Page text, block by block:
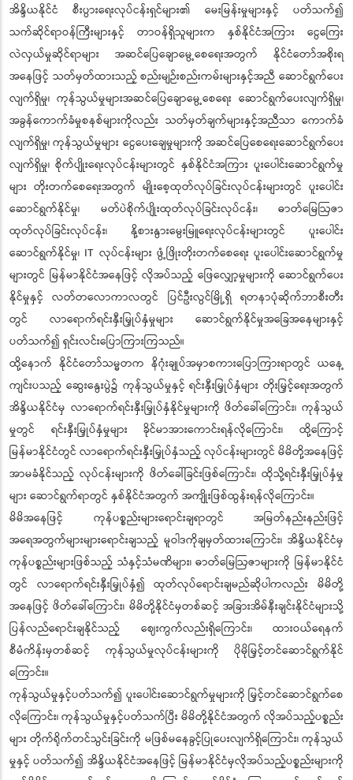
အိန္ဒိယနိုင်ငံ စီးပွားရေးလုပ်ငန်းရှင်များ၏ မေးမြန်းမှုများနှင့် ပတ်သက်၍
သက်ဆိုင်ရာဝန်ကြီးများနှင့် တာဝန်ရှိသူများက နှစ်နိုင်ငံအကြား ငွေကြေး
လဲလှယ်မှုဆိုင်ရာများ အဆင်ပြေချောမွေ့စေရေးအတွက် နိုင်ငံတော်အစိုးရ
အနေဖြင့် သတ်မှတ်ထားသည့် စည်းမျဉ်းစည်းကမ်းများနှင့်အညီ ဆောင်ရွက်ပေး
လျက်ရှိမှု၊ ကုန်သွယ်မှုများအဆင်ပြေချောမွေ့စေရေး ဆောင်ရွက်ပေးလျက်ရှိမှု၊
အခွန်ကောက်ခံမှုစနစ်များကိုလည်း သတ်မှတ်ချက်များနှင့်အညီသာ ကောက်ခံ
လျက်ရှိမှု၊ ကုန်သွယ်မှုများ ငွေပေးချေမှုများကို အဆင်ပြေစေရေးဆောင်ရွက်ပေး
လျက်ရှိမှု၊ စိုက်ပျိုးရေးလုပ်ငန်းများတွင် နှစ်နိုင်ငံအကြား ပူးပေါင်းဆောင်ရွက်မှု
များ တိုးတက်စေရေးအတွက် မျိုးစေ့ထုတ်လုပ်ခြင်းလုပ်ငန်းများတွင် ပူးပေါင်း
ဆောင်ရွက်နိုင်မှု၊ မတ်ပဲစိုက်ပျိုးထုတ်လုပ်ခြင်းလုပ်ငန်း၊ ဓာတ်မြေဩဇာ
ထုတ်လုပ်ခြင်းလုပ်ငန်း၊ နို့စားနွားမွေးမြူရေးလုပ်ငန်းများတွင် ပူးပေါင်း
ဆောင်ရွက်နိုင်မှု၊ IT လုပ်ငန်းများ ဖွံ့ဖြိုးတိုးတက်စေရေး ပူးပေါင်းဆောင်ရွက်မှု
များတွင် မြန်မာနိုင်ငံအနေဖြင့် လိုအပ်သည့် ဖြေလျှော့မှုများကို ဆောင်ရွက်ပေး
နိုင်မှုနှင့် လတ်တလောကာလတွင် ပြင်ဦးလွင်မြို့ရှိ ရတနာပုံဆိုက်ဘာစီးတီး
တွင် လာရောက်ရင်းနှီးမြှုပ်နှံမှုများ ဆောင်ရွက်နိုင်မှုအခြေအနေများနှင့်
ပတ်သက်၍ ရှင်းလင်းပြောကြားကြသည်။
ထို့နောက် နိုင်ငံတော်သမ္မတက နိဂုံးချုပ်အမှာစကားပြောကြားရာတွင် ယနေ့
ကျင်းပသည့် ဆွေးနွေးပွဲ၌ ကုန်သွယ်မှုနှင့် ရင်းနှီးမြှုပ်နှံများ တိုးမြှင့်ရေးအတွက်
အိန္ဒိယနိုင်ငံမှ လာရောက်ရင်းနှီးမြှုပ်နှံနိုင်မှုများကို ဖိတ်ခေါ်ကြောင်း၊ ကုန်သွယ်
မှုတွင် ရင်းနှီးမြှုပ်နှံမှုများ ခိုင်မာအားကောင်းရန်လိုကြောင်း၊ ထို့ကြောင့်
မြန်မာနိုင်ငံတွင် လာရောက်ရင်းနှီးမြှုပ်နှံသည့် လုပ်ငန်းများတွင် မိမိတို့အနေဖြင့်
အာမခံနိုင်သည့် လုပ်ငန်းများကို ဖိတ်ခေါ်ခြင်းဖြစ်ကြောင်း၊ ထိုသို့ရင်းနှီးမြှုပ်နှံမှု
များ ဆောင်ရွက်ရာတွင် နှစ်နိုင်ငံအတွက် အကျိုးဖြစ်ထွန်းရန်လိုကြောင်း။
မိမိအနေဖြင့် ကုန်ပစ္စည်းများရောင်းချရာတွင် အမြတ်နည်းနည်းဖြင့်
အရေအတွက်များများရောင်းချသည့် မူဝါဒကိုချမှတ်ထားကြောင်း၊ အိန္ဒိယနိုင်ငံမှ
ကုန်ပစ္စည်းများဖြစ်သည့် သံနှင့်သံမဏိများ၊ ဓာတ်မြေဩဇာများကို မြန်မာနိုင်ငံ
တွင် လာရောက်ရင်းနှီးမြှုပ်နှံ၍ ထုတ်လုပ်ရောင်းချမည်ဆိုပါကလည်း မိမိတို့
အနေဖြင့် ဖိတ်ခေါ်ကြောင်း၊ မိမိတို့နိုင်ငံမှတစ်ဆင့် အခြားအိမ်နီးချင်းနိုင်ငံများသို့
ပြန်လည်ရောင်းချနိုင်သည့် ဈေးကွက်လည်းရှိကြောင်း၊ ထားဝယ်ရေနက်
စီမံကိန်းမှတစ်ဆင့် ကုန်သွယ်မှုလုပ်ငန်းများကို ပိုမိုမြှင့်တင်ဆောင်ရွက်နိုင်
ကြောင်း။
ကုန်သွယ်မှုနှင့်ပတ်သက်၍ ပူးပေါင်းဆောင်ရွက်မှုများကို မြှင့်တင်ဆောင်ရွက်စေ
လိုကြောင်း၊ ကုန်သွယ်မှုနှင့်ပတ်သက်ပြီး မိမိတို့နိုင်ငံအတွက် လိုအပ်သည့်ပစ္စည်း
များ တိုက်ရိုက်တင်သွင်းခြင်းကို မဖြစ်မနေခွင့်ပြုပေးလျက်ရှိကြောင်း၊ ကုန်သွယ်
မှုနှင့် ပတ်သက်၍ အိန္ဒိယနိုင်ငံအနေဖြင့် မြန်မာနိုင်ငံမှလိုအပ်သည့်ပစ္စည်းများကို